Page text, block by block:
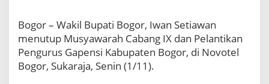
s
y
a
h
A
Bogor – Wakil Bupati Bogor, Iwan Setiawan
menutup Musyawarah Cabang IX dan Pelantikan
Pengurus Gapensi Kabupaten Bogor, di Novotel
Bogor, Sukaraja, Senin (1/11).